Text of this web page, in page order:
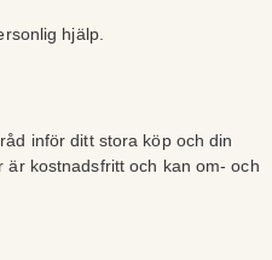
hjälp.
inför ditt stora köp och din
kostnadsfritt och kan om- och